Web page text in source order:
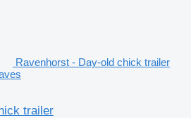
Ravenhorst - Day-old chick trailer
trailer